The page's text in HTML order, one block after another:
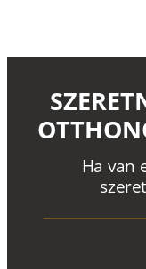
Ha van
szeret